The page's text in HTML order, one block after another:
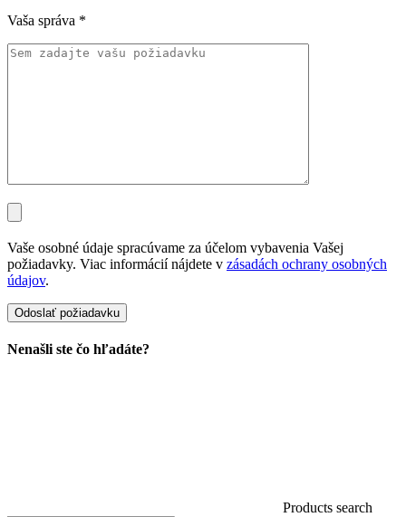
Vaša správa *
Vaše osobné údaje spracúvame za účelom vybavenia Vašej
požiadavky. Viac informácií nájdete v zásadách ochrany osobných
údajov.
Nenašli ste čo hľadáte?
Products search